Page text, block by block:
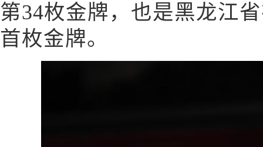
第34枚金牌，也是黑龙江
首枚金牌。